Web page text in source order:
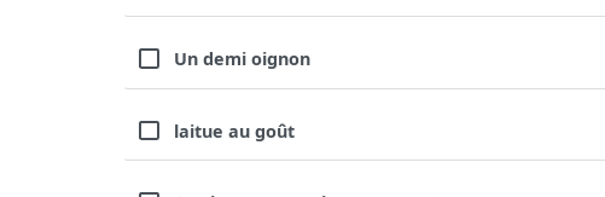
Un demi oignon
laitue au goût